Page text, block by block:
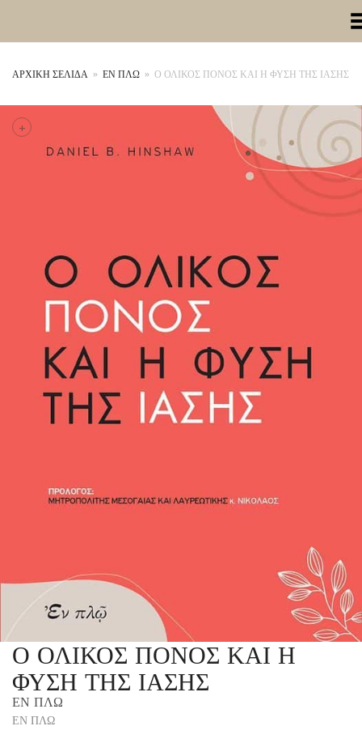
Toggle
ΑΡΧΙΚΉ ΣΕΛΊΔΑ » ΕΝ ΠΛΩ » Ο ΟΛΙΚΟΣ ΠΟΝΟΣ ΚΑΙ Η ΦΥΣΗ ΤΗΣ ΙΑΣΗΣ
+
Ο ΟΛΙΚΟΣ ΠΟΝΟΣ ΚΑΙ Η
ΦΥΣΗ ΤΗΣ ΙΑΣΗΣ
ΕΝ ΠΛΩ
ΕΝ ΠΛΩ